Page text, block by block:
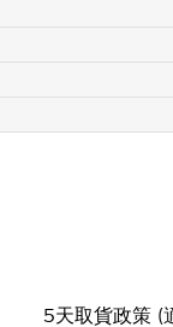
5天取貨政策 (